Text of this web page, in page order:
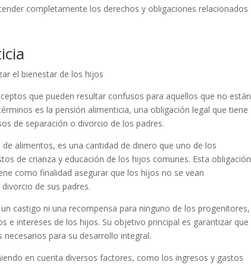
completamente los derechos y obligaciones relacionados
el bienestar de los hijos
que pueden resultar confusos para aquellos que no están
es la pensión alimenticia, una obligación legal que tiene
de separación o divorcio de los padres.
alimentos, es una cantidad de dinero que uno de los
de crianza y educación de los hijos comunes. Esta obligación
como finalidad asegurar que los hijos no se vean
de sus padres.
castigo ni una recompensa para ninguno de los progenitores,
e intereses de los hijos. Su objetivo principal es garantizar que
para su desarrollo integral.
en cuenta diversos factores, como los ingresos y gastos